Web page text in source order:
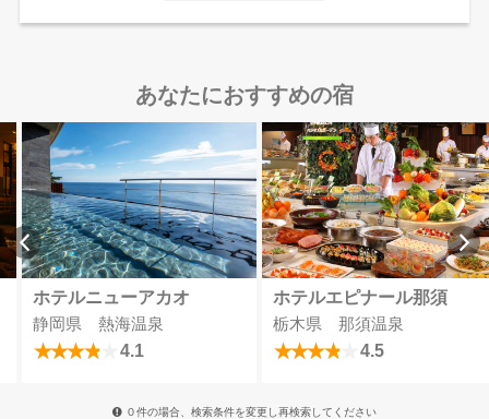
あなたにおすすめの宿
ホテルニューアカオ
静岡県 熱海温泉
4.1
ホテルエピナール那須
栃木県 那須温泉
4.5
０件の場合、検索条件を変更し再検索してください